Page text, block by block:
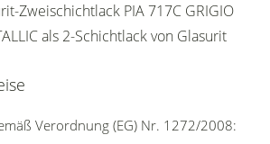
Zweischichtlack PIA 717C GRIGIO
als 2-Schichtlack von Glasurit
Verordnung (EG) Nr. 1272/2008: